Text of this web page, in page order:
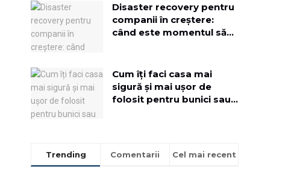
Disaster recovery pentru
companii în creștere:
când este momentul să
Cum îți faci casa mai
sigură și mai ușor de
folosit pentru bunici sau
Trending Comentarii Cel mai recent